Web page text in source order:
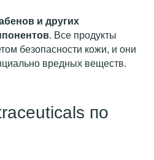
и других
. Все продукты
безопасности кожи, и они
вредных веществ.
по